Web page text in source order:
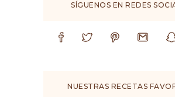
SÍGUENOS EN REDES
NUESTRAS RECETAS